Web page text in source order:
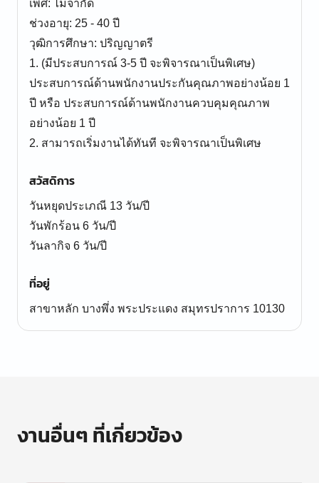
เพศ: ไม่จำกัด
ช่วงอายุ: 25 - 40 ปี
วุฒิการศึกษา: ปริญญาตรี
1. (มีประสบการณ์ 3-5 ปี จะพิจารณาเป็นพิเศษ)
ประสบการณ์ด้านพนักงานประกันคุณภาพอย่างน้อย 1
ปี หรือ ประสบการณ์ด้านพนักงานควบคุมคุณภาพ
อย่างน้อย 1 ปี
2. สามารถเริ่มงานได้ทันที จะพิจารณาเป็นพิเศษ
สวัสดิการ
วันหยุดประเภณี 13 วัน/ปี
วันพักร้อน 6 วัน/ปี
วันลากิจ 6 วัน/ปี
ที่อยู่
สาขาหลัก บางพึ่ง พระประแดง สมุทรปราการ 10130
งานอื่นๆ ที่เกี่ยวข้อง